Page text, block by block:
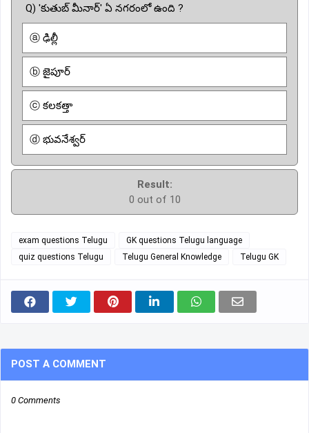
Q) 'కుతుబ్ మీనార్' ఏ నగరంలో ఉంది ?
ⓐ ఢిల్లీ
ⓑ జైపూర్
ⓒ కలకత్తా
ⓓ భువనేశ్వర్
Result:
0 out of 10
exam questions Telugu
GK questions Telugu language
quiz questions Telugu
Telugu General Knowledge Telugu GK
POST A COMMENT
0 Comments